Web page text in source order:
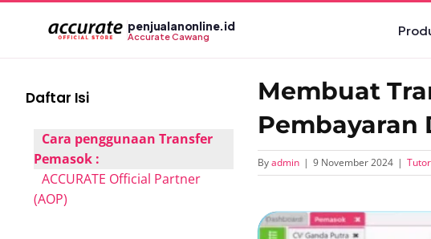
penjualanonline.id
Accurate Cawang
Membuat
Pembayaran
Byadmin | 9 November 2024 |
View
Larger
Daftar Isi
Cara penggunaan Transfer
Pemasok :
ACCURATE Official Partner
(AOP)